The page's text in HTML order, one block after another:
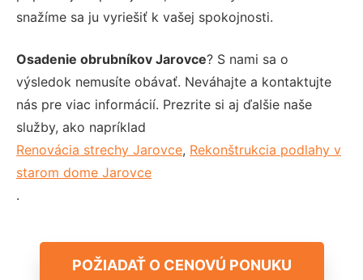
snažíme sa ju vyriešiť k vašej spokojnosti.
Osadenie obrubníkov Jarovce? S nami sa o
výsledok nemusíte obávať. Neváhajte a kontaktujte
nás pre viac informácií. Prezrite si aj ďalšie naše
služby, ako napríklad
Renovácia strechy Jarovce, Rekonštrukcia podlahy v
starom dome Jarovce
.
POŽIADAŤ O CENOVÚ PONUKU